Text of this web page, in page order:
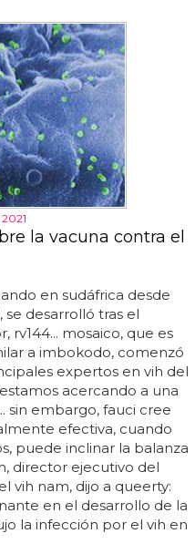
la vacuna contra el
en sudáfrica desde
se desarrolló tras el
rv144... mosaico, que es
a imbokodo, comenzó
expertos en vih del
acercando a una
sin embargo, fauci cree
efectiva, cuando
puede inclinar la balanza
director ejecutivo del
vih nam, dijo a queerty:
en el desarrollo de la
la infección por el vih en